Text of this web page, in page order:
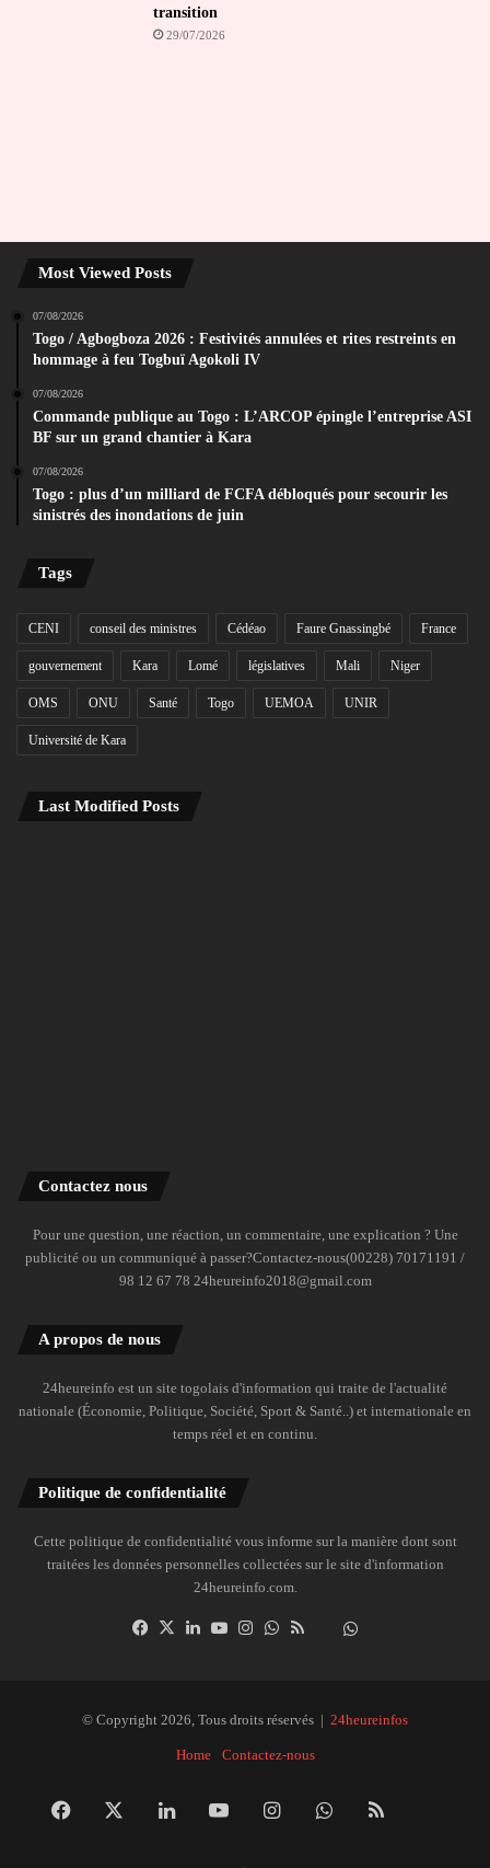
transition
29/07/2026
Most Viewed Posts
07/08/2026
Togo / Agbogboza 2026 : Festivités annulées et rites restreints en
hommage à feu Togbuï Agokoli IV
07/08/2026
Commande publique au Togo : L’ARCOP épingle l’entreprise ASI
BF sur un grand chantier à Kara
07/08/2026
Togo : plus d’un milliard de FCFA débloqués pour secourir les
sinistrés des inondations de juin
Tags
CENI conseil des ministres Cédéao Faure Gnassingbé France
gouvernement Kara Lomé législatives Mali Niger
OMS ONU Santé Togo UEMOA UNIR
Université de Kara
Last Modified Posts
Contactez nous
Pour une question, une réaction, un commentaire, une explication ? Une
publicité ou un communiqué à passer?Contactez-nous(00228) 70171191 /
98 12 67 78 24heureinfo2018@gmail.com
A propos de nous
24heureinfo est un site togolais d'information qui traite de l'actualité
nationale (Économie, Politique, Société, Sport & Santé..) et internationale en
temps réel et en continu.
Politique de confidentialité
Cette politique de confidentialité vous informe sur la manière dont sont
traitées les données personnelles collectées sur le site d'information
24heureinfo.com.
Facebook
X LinkedinYouTubeInstagramWhatsAppDailymotion
© Copyright 2026, Tous droits réservés | 24heureinfos
Home Contactez-nous
Facebook LinkedinYouTubeInstagramWhatsApp
RSS